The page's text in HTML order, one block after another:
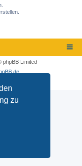
zu
Limited